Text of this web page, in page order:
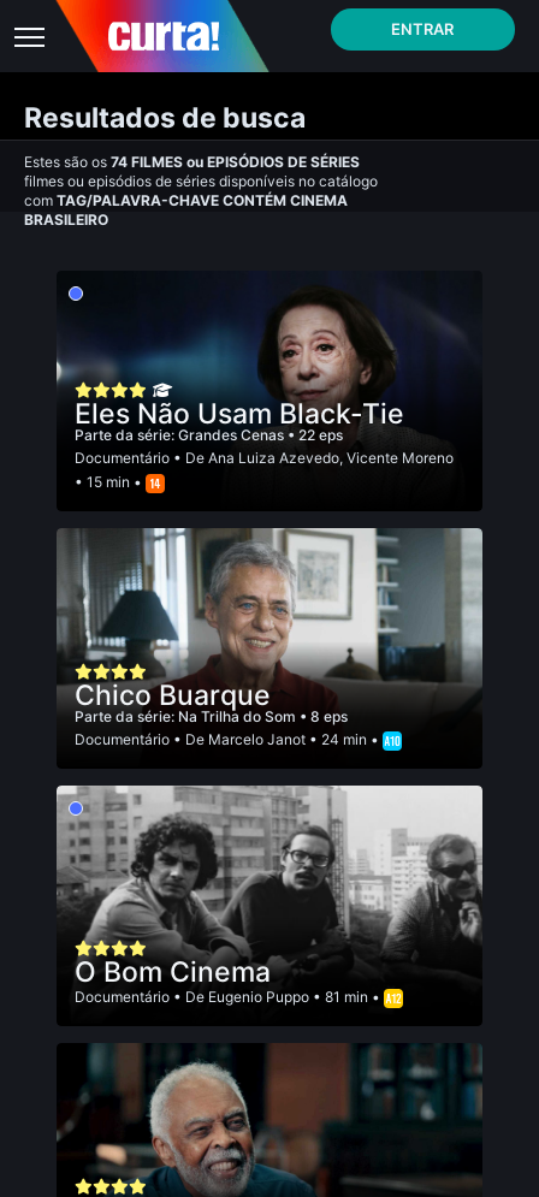
ENTRAR
Resultados de busca
Estes são os 74 FILMES ou EPISÓDIOS DE SÉRIES
filmes ou episódios de séries disponíveis no catálogo
com TAG/PALAVRA-CHAVE CONTÉM CINEMA
BRASILEIRO
Eles Não Usam Black-Tie
Parte da série: Grandes Cenas • 22 eps
Documentário • De Ana Luiza Azevedo, Vicente Moreno
• 15 min •
Chico Buarque
Parte da série: Na Trilha do Som • 8 eps
Documentário • De Marcelo Janot • 24 min •
O Bom Cinema
Documentário • De Eugenio Puppo • 81 min •